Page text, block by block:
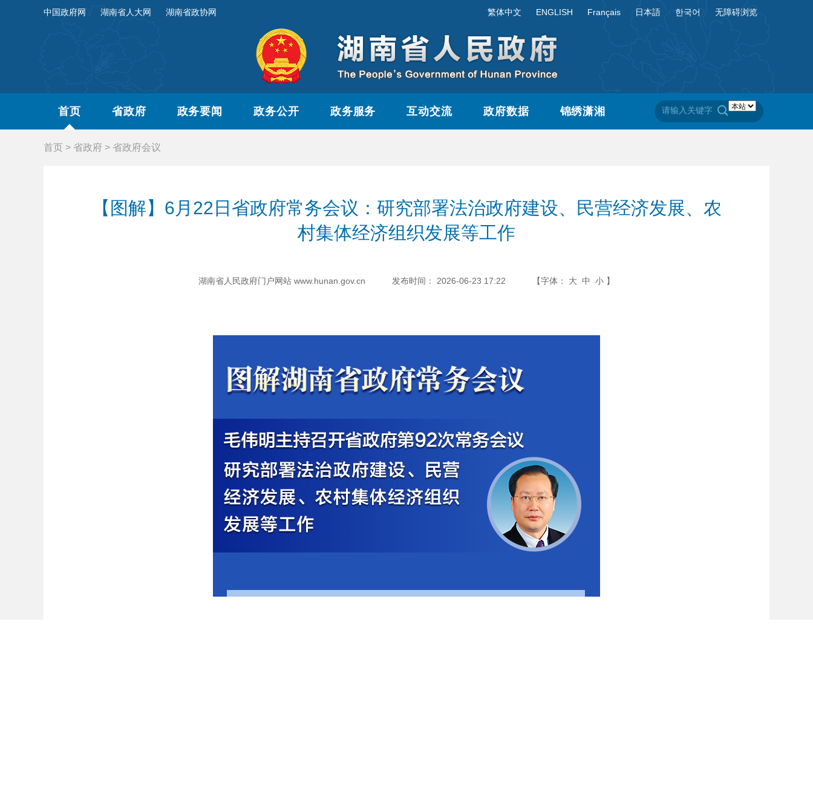
中国政府网 湖南省人大网 湖南省政协网 繁体中文 ENGLISH Français 日本語 한국어 无障碍浏览
首页 省政府 政务要闻 政务公开 政务服务 互动交流 政府数据 锦绣潇湘
首页 > 省政府 > 省政府会议
【图解】6月22日省政府常务会议：研究部署法治政府建设、民营经济发展、农
村集体经济组织发展等工作
湖南省人民政府门户网站 www.hunan.gov.cn 发布时间： 2026-06-23 17:22 【字体： 大 中 小 】